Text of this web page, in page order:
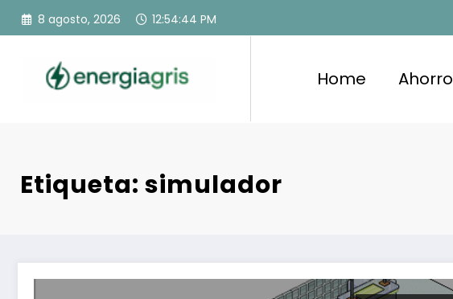
Saltar
8 agosto, 2026 12:54:44 PM
Home Ahorro
Etiqueta: simulador